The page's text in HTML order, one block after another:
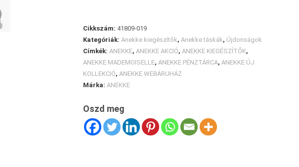
Cikkszám:41809-019
Kategóriák:Anekke kiegészítők,Anekke táskák, Újdonságok
Címkék:ANEKKE,ANEKKE AKCIÓ,ANEKKE KIEGÉSZÍTŐK,
ANEKKE MADEMOISELLE,ANEKKE PÉNZTÁRCA,ANEKKE ÚJ
KOLLEKCIÓ,ANEKKE WEBÁRUHÁZ
Márka:ANEKKE
Oszd meg